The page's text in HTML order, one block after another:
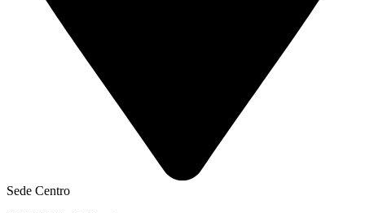
Sede Centro